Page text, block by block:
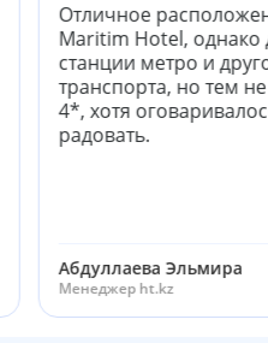
Отличное
Maritim Hotel, однако
станции метро и
транспорта, но тем
4*, хотя
радовать.
Абдуллаева Эльмира
Менеджер ht.kz